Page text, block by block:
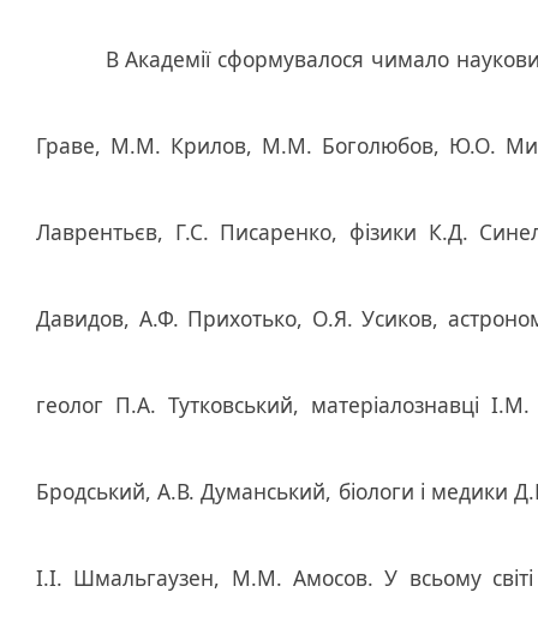
В Академії сформувалося чимало наукових
Граве, М.М. Крилов, М.М. Боголюбов, Ю.О.
Лаврентьєв, Г.С. Писаренко, фізики К.Д.
Давидов, А.Ф. Прихотько, О.Я. Усиков,
геолог П.А. Тутковський, матеріалознавці
Бродський, А.В. Думанський, біологи і медики
І.І. Шмальгаузен, М.М. Амосов. У всьому